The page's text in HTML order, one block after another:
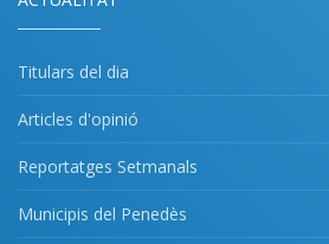
Titulars del dia
Articles d'opinió
Reportatges Setmanals
Municipis del Penedès